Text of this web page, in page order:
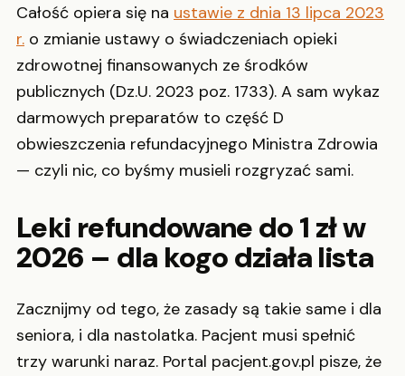
Całość opiera się na ustawie z dnia 13 lipca 2023
r. o zmianie ustawy o świadczeniach opieki
zdrowotnej finansowanych ze środków
publicznych (Dz.U. 2023 poz. 1733). A sam wykaz
darmowych preparatów to część D
obwieszczenia refundacyjnego Ministra Zdrowia
— czyli nic, co byśmy musieli rozgryzać sami.
Leki refundowane do 1 zł w
2026 – dla kogo działa lista
Zacznijmy od tego, że zasady są takie same i dla
seniora, i dla nastolatka. Pacjent musi spełnić
trzy warunki naraz. Portal pacjent.gov.pl pisze, że